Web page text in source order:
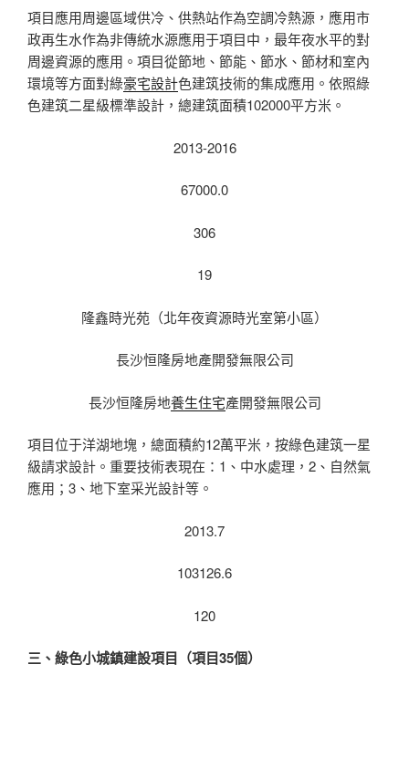
項目應用周邊區域供冷、供熱站作為空調冷熱源，應用市
政再生水作為非傳統水源應用于項目中，最年夜水平的對
周邊資源的應用。項目從節地、節能、節水、節材和室內
環境等方面對綠豪宅設計色建筑技術的集成應用。依照綠
色建筑二星級標準設計，總建筑面積102000平方米。
2013-2016
67000.0
306
19
隆鑫時光苑（北年夜資源時光室第小區）
長沙恒隆房地產開發無限公司
長沙恒隆房地養生住宅產開發無限公司
項目位于洋湖地塊，總面積約12萬平米，按綠色建筑一星
級請求設計。重要技術表現在：1、中水處理，2、自然氣
應用；3、地下室采光設計等。
2013.7
103126.6
120
三、綠色小城鎮建設項目（項目35個）